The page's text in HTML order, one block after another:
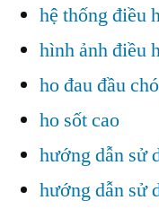
hệ thống điều
hình ảnh điều
ho đau đầu
ho sốt cao
hướng dẫn sử
hướng dẫn sử